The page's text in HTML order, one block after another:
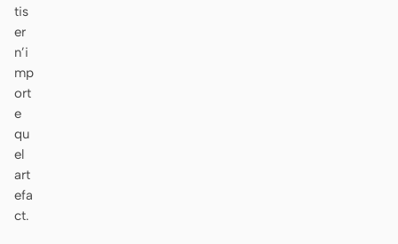
tis
er
n’i
mp
ort
e
qu
el
art
efa
ct.